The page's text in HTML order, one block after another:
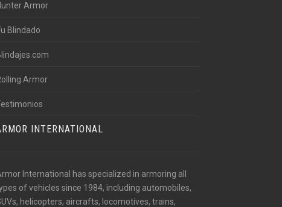
Armor
Blindado
Armor
INTERNATIONAL
International has specialized in armoring all
of vehicles since 1984, including automobiles,
helicopters, aircrafts, locomotives, trains,